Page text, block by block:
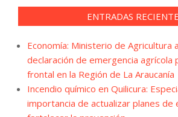
ENTRADAS
Economía: Ministerio de Agricultura
declaración de emergencia agrícola
frontal en la Región de La Araucanía
Incendio químico en Quilicura:
importancia de actualizar planes de